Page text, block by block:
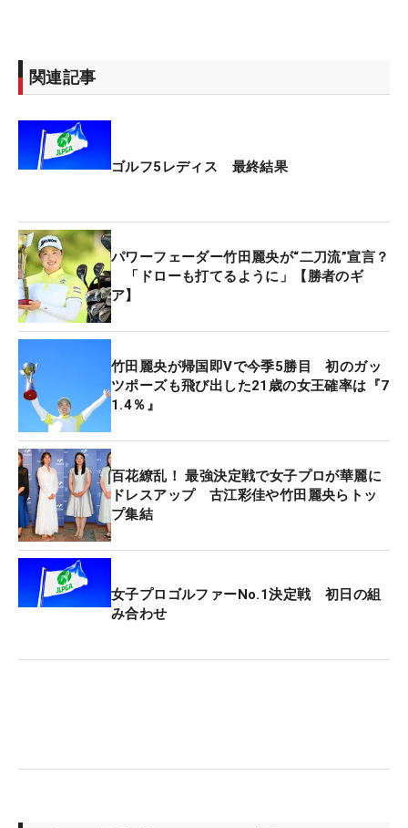
国後は、国内で頑張ろうと気持ちを切り替えた矢先
での優勝だった。今回の勝利で200ポイント（pt）
ング1位をキープした。
関連記事
ゴルフ5レディス 最終結果
パワーフェーダー竹田麗央が“二刀流”宣言？
「ドローも打てるように」【勝者のギ
ア】
竹田麗央が帰国即Vで今季5勝目 初のガッ
ツポーズも飛び出した21歳の女王確率は『7
1.4％』
百花繚乱！ 最強決定戦で女子プロが華麗に
ドレスアップ 古江彩佳や竹田麗央らトッ
プ集結
女子プロゴルファーNo.1決定戦 初日の組
み合わせ